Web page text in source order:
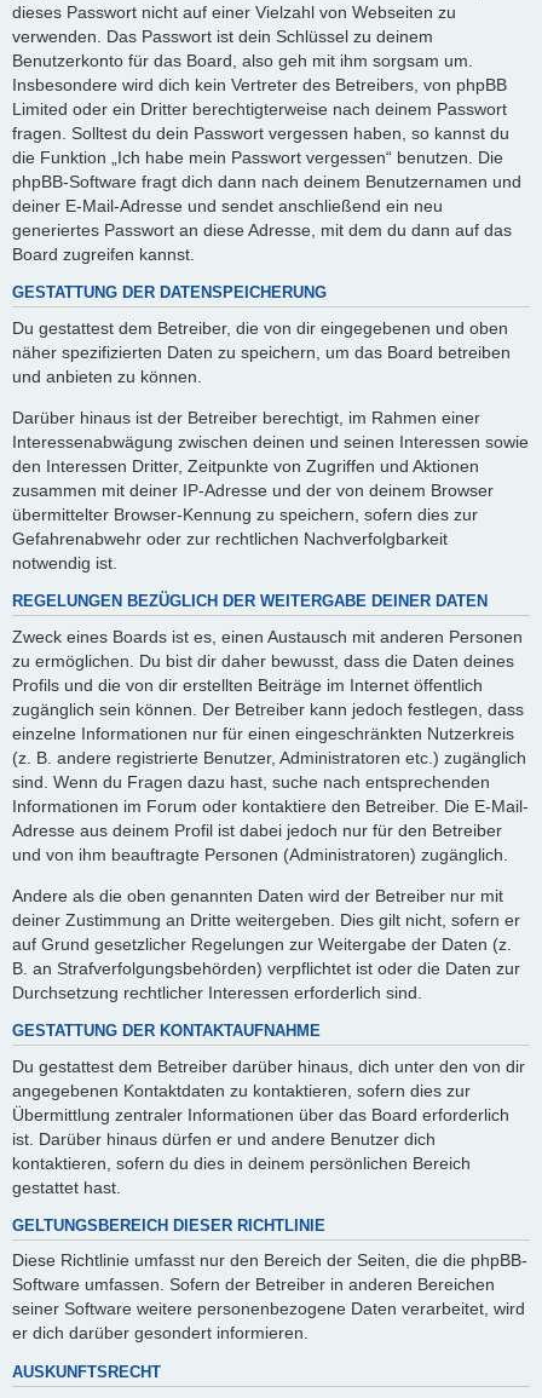
dieses Passwort nicht auf einer Vielzahl von Webseiten zu
verwenden. Das Passwort ist dein Schlüssel zu deinem
Benutzerkonto für das Board, also geh mit ihm sorgsam um.
Insbesondere wird dich kein Vertreter des Betreibers, von phpBB
Limited oder ein Dritter berechtigterweise nach deinem Passwort
fragen. Solltest du dein Passwort vergessen haben, so kannst du
die Funktion „Ich habe mein Passwort vergessen“ benutzen. Die
phpBB-Software fragt dich dann nach deinem Benutzernamen und
deiner E-Mail-Adresse und sendet anschließend ein neu
generiertes Passwort an diese Adresse, mit dem du dann auf das
Board zugreifen kannst.
GESTATTUNG DER DATENSPEICHERUNG
Du gestattest dem Betreiber, die von dir eingegebenen und oben
näher spezifizierten Daten zu speichern, um das Board betreiben
und anbieten zu können.
Darüber hinaus ist der Betreiber berechtigt, im Rahmen einer
Interessenabwägung zwischen deinen und seinen Interessen sowie
den Interessen Dritter, Zeitpunkte von Zugriffen und Aktionen
zusammen mit deiner IP-Adresse und der von deinem Browser
übermittelter Browser-Kennung zu speichern, sofern dies zur
Gefahrenabwehr oder zur rechtlichen Nachverfolgbarkeit
notwendig ist.
REGELUNGEN BEZÜGLICH DER WEITERGABE DEINER DATEN
Zweck eines Boards ist es, einen Austausch mit anderen Personen
zu ermöglichen. Du bist dir daher bewusst, dass die Daten deines
Profils und die von dir erstellten Beiträge im Internet öffentlich
zugänglich sein können. Der Betreiber kann jedoch festlegen, dass
einzelne Informationen nur für einen eingeschränkten Nutzerkreis
(z. B. andere registrierte Benutzer, Administratoren etc.) zugänglich
sind. Wenn du Fragen dazu hast, suche nach entsprechenden
Informationen im Forum oder kontaktiere den Betreiber. Die E-Mail-
Adresse aus deinem Profil ist dabei jedoch nur für den Betreiber
und von ihm beauftragte Personen (Administratoren) zugänglich.
Andere als die oben genannten Daten wird der Betreiber nur mit
deiner Zustimmung an Dritte weitergeben. Dies gilt nicht, sofern er
auf Grund gesetzlicher Regelungen zur Weitergabe der Daten (z.
B. an Strafverfolgungsbehörden) verpflichtet ist oder die Daten zur
Durchsetzung rechtlicher Interessen erforderlich sind.
GESTATTUNG DER KONTAKTAUFNAHME
Du gestattest dem Betreiber darüber hinaus, dich unter den von dir
angegebenen Kontaktdaten zu kontaktieren, sofern dies zur
Übermittlung zentraler Informationen über das Board erforderlich
ist. Darüber hinaus dürfen er und andere Benutzer dich
kontaktieren, sofern du dies in deinem persönlichen Bereich
gestattet hast.
GELTUNGSBEREICH DIESER RICHTLINIE
Diese Richtlinie umfasst nur den Bereich der Seiten, die die phpBB-
Software umfassen. Sofern der Betreiber in anderen Bereichen
seiner Software weitere personenbezogene Daten verarbeitet, wird
er dich darüber gesondert informieren.
AUSKUNFTSRECHT